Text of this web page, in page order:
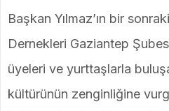
Başkan Yılmaz’ın bir
Dernekleri Gaziantep
üyeleri ve yurttaşlarla
kültürünün zenginliğine